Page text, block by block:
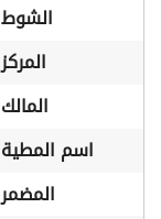
الشوط
المركز
المالك
اسم المطية
المضمر